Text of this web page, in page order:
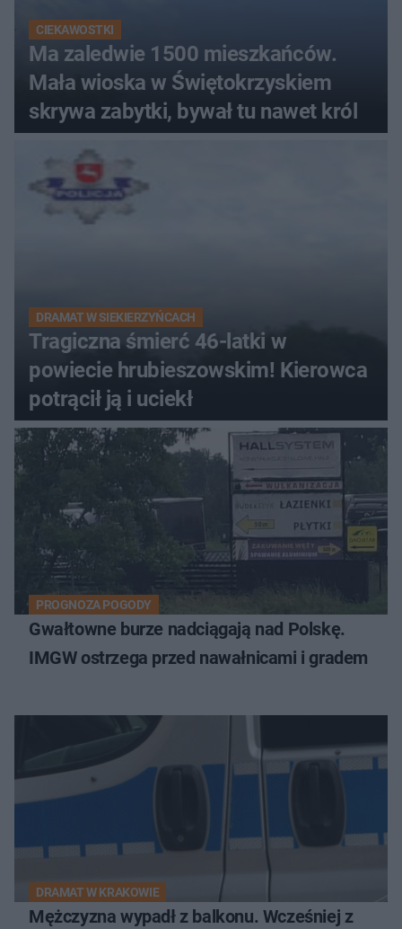
CIEKAWOSTKI
Ma zaledwie 1500 mieszkańców.
Mała wioska w Świętokrzyskiem
skrywa zabytki, bywał tu nawet król
DRAMAT W SIEKIERZYŃCACH
Tragiczna śmierć 46-latki w
powiecie hrubieszowskim! Kierowca
potrącił ją i uciekł
PROGNOZA POGODY
Gwałtowne burze nadciągają nad Polskę.
IMGW ostrzega przed nawałnicami i gradem
DRAMAT W KRAKOWIE
Mężczyzna wypadł z balkonu. Wcześniej z